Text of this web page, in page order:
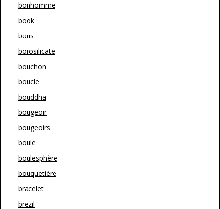
bonhomme
book
boris
borosilicate
bouchon
boucle
bouddha
bougeoir
bougeoirs
boule
boulesphère
bouquetière
bracelet
brezil